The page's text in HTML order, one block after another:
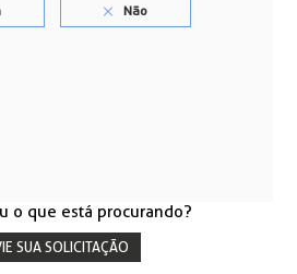
o que está procurando?
SUA SOLICITAÇÃO